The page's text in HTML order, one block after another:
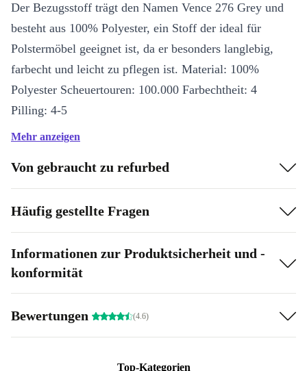
Der Bezugsstoff trägt den Namen Vence 276 Grey und
besteht aus 100% Polyester, ein Stoff der ideal für
Polstermöbel geeignet ist, da er besonders langlebig,
farbecht und leicht zu pflegen ist. Material: 100%
Polyester Scheuertouren: 100.000 Farbechtheit: 4
Pilling: 4-5
Die Beine sind aus Eschenholz gefertigt.
discontinued_or_overproduction Es handelt sich um B-
Ware, Outlet Ware oder Ausstellungsstücke in sehr
gutem Zustand. Das Produkt weist kleine
oberflächliche Verschmutzungen, unauffällige Kratzer
oder Makel im nicht sichtbaren Bereich.
Mehr anzeigen
Von gebraucht zu refurbed
Häufig gestellte Fragen
Informationen zur Produktsicherheit und -
konformität
Bewertungen (4.6)
Top-Kategorien